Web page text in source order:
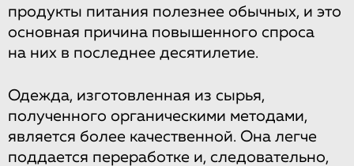
продукты питания полезнее обычных, и это
основная причина повышенного спроса
на них в последнее десятилетие.
Одежда, изготовленная из сырья,
полученного органическими методами,
является более качественной. Она легче
поддается переработке и, следовательно,